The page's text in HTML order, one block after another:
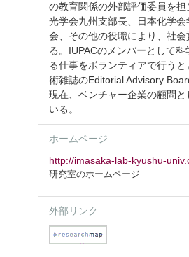
の教育関係の外部評価委員を
光学会九州支部長、日本化学会
会、その他の役職により、社
る。IUPACのメンバーとして
る仕事をボランティアで行う
術雑誌のEditorial Advisory
現在、ベンチャー企業の顧問
いる。
ホームページ
http://imasaka-lab-kyushu-
研究室のホームページ
外部リンク